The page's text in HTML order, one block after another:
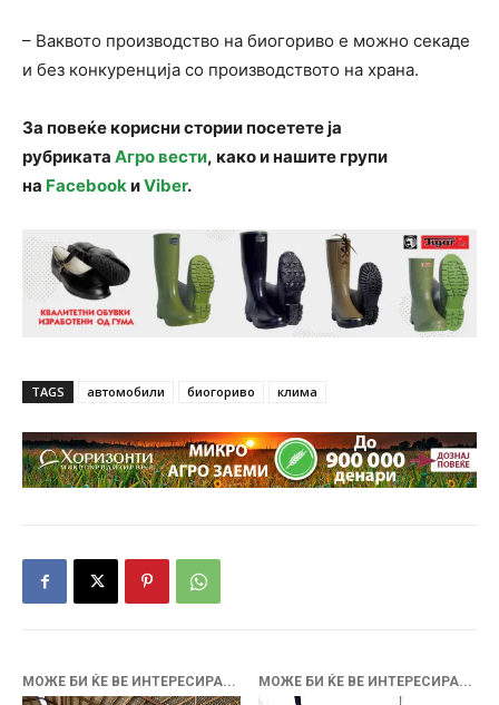
– Ваквото производство на биогориво е можно секаде
и без конкуренција со производството на храна.
За повеќе корисни стории посетете ја
рубриката Агро вести, како и нашите групи
на FacebookиViber.
TAGS автомобили биогориво клима
МОЖЕ БИ ЌЕ ВЕ ИНТЕРЕСИРА... МОЖЕ БИ ЌЕ ВЕ ИНТЕРЕСИРА...